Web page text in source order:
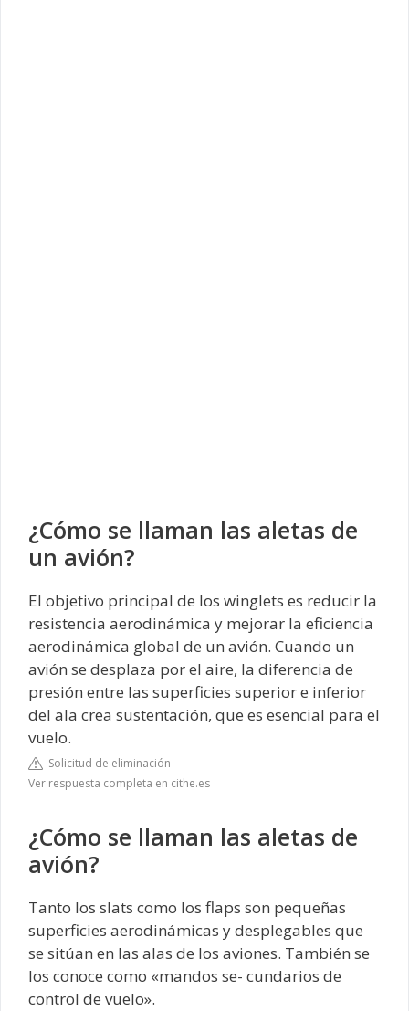
¿Cómo se llaman las aletas de
un avión?
El objetivo principal de los winglets es reducir la
resistencia aerodinámica y mejorar la eficiencia
aerodinámica global de un avión. Cuando un
avión se desplaza por el aire, la diferencia de
presión entre las superficies superior e inferior
del ala crea sustentación, que es esencial para el
vuelo.
Solicitud de eliminación
Ver respuesta completa en cithe.es
¿Cómo se llaman las aletas de
avión?
Tanto los slats como los flaps son pequeñas
superficies aerodinámicas y desplegables que
se sitúan en las alas de los aviones. También se
los conoce como «mandos se- cundarios de
control de vuelo».